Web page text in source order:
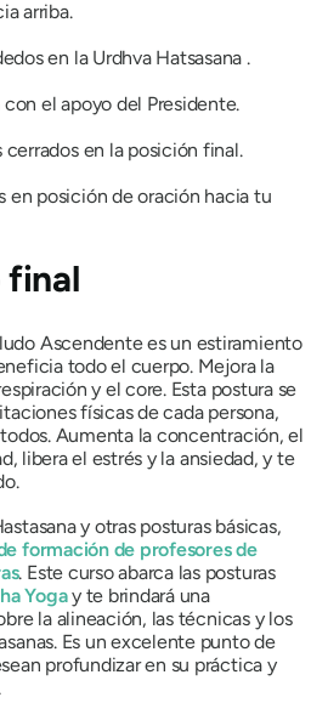
arriba.
en la Urdhva Hatsasana .
con el apoyo del Presidente.
cerrados en la posición final.
en posición de oración hacia tu
final
Ascendente es un estiramiento
todo el cuerpo. Mejora la
y el core. Esta postura se
físicas de cada persona,
Aumenta la concentración, el
libera el estrés y la ansiedad, y te
y otras posturas básicas,
formación de profesores de
. Este curso abarca las posturas
Yogay te brindará una
la alineación, las técnicas y los
Es un excelente punto de
profundizar en su práctica y